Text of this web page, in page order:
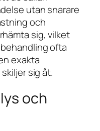
utan snarare
och
sig, vilket
ofta
exakta
sig åt.
och